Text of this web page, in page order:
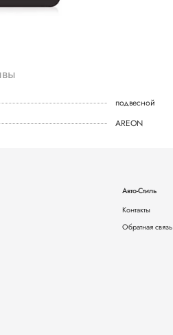
подвесной
AREON
Авто-Стиль
Контакты
Обратная связь